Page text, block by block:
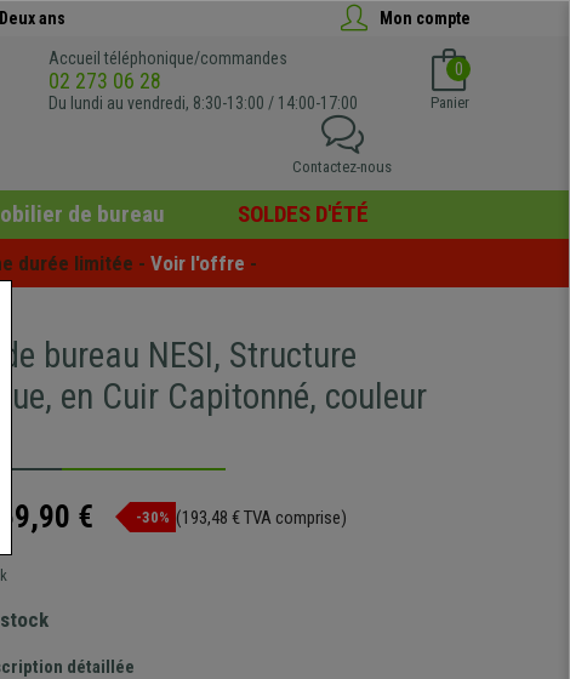
ans Mon compte
Accueil téléphonique/commandes
02 273 06 28
Du lundi au vendredi, 8:30-13:00 / 14:00-17:00
0
Panier
Contactez-nous
de bureau SOLDES D'ÉTÉ
durée limitée - Voir l'offre -
bureau NESI, Structure
en Cuir Capitonné, couleur
159,90 € -30% (193,48 € TVA comprise)
détaillée